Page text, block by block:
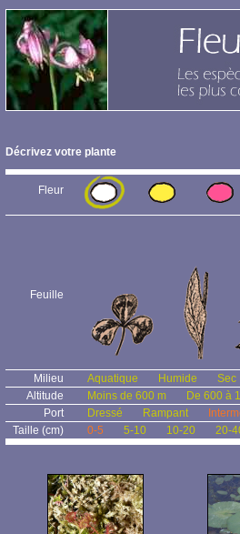
Décrivez votre plante
Fleur
Feuille
Milieu Aquatique Humide
Sec
Altitude
Moins de 600 m
De 600 à
Port
Dressé Rampant
Taille (cm)
0-5 5-10 10-20 20-